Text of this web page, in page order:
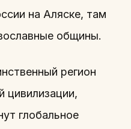
на Аляске, там
общины.
регион
цивилизации,
глобальное